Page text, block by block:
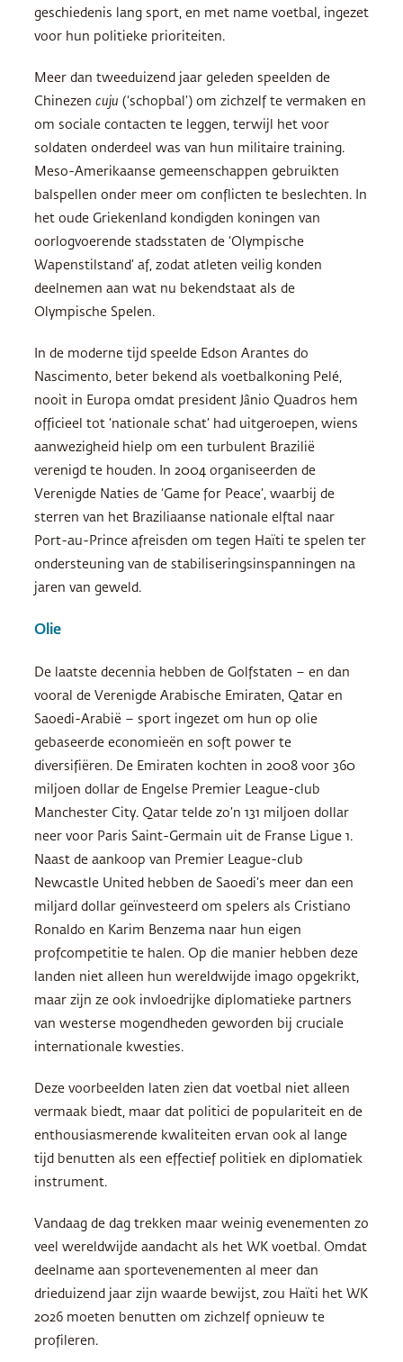
geschiedenis lang sport, en met name voetbal, ingezet
voor hun politieke prioriteiten.
Meer dan tweeduizend jaar geleden speelden de
Chinezen cuju (‘schopbal’) om zichzelf te vermaken en
om sociale contacten te leggen, terwijl het voor
soldaten onderdeel was van hun militaire training.
Meso-Amerikaanse gemeenschappen gebruikten
balspellen onder meer om conflicten te beslechten. In
het oude Griekenland kondigden koningen van
oorlogvoerende stadsstaten de ‘Olympische
Wapenstilstand’ af, zodat atleten veilig konden
deelnemen aan wat nu bekendstaat als de
Olympische Spelen.
In de moderne tijd speelde Edson Arantes do
Nascimento, beter bekend als voetbalkoning Pelé,
nooit in Europa omdat president Jânio Quadros hem
officieel tot ‘nationale schat’ had uitgeroepen, wiens
aanwezigheid hielp om een turbulent Brazilië
verenigd te houden. In 2004 organiseerden de
Verenigde Naties de ‘Game for Peace’, waarbij de
sterren van het Braziliaanse nationale elftal naar
Port-au-Prince afreisden om tegen Haïti te spelen ter
ondersteuning van de stabiliseringsinspanningen na
jaren van geweld.
Olie
De laatste decennia hebben de Golfstaten – en dan
vooral de Verenigde Arabische Emiraten, Qatar en
Saoedi-Arabië – sport ingezet om hun op olie
gebaseerde economieën en soft power te
diversifiëren. De Emiraten kochten in 2008 voor 360
miljoen dollar de Engelse Premier League-club
Manchester City. Qatar telde zo’n 131 miljoen dollar
neer voor Paris Saint-Germain uit de Franse Ligue 1.
Naast de aankoop van Premier League-club
Newcastle United hebben de Saoedi’s meer dan een
miljard dollar geïnvesteerd om spelers als Cristiano
Ronaldo en Karim Benzema naar hun eigen
profcompetitie te halen. Op die manier hebben deze
landen niet alleen hun wereldwijde imago opgekrikt,
maar zijn ze ook invloedrijke diplomatieke partners
van westerse mogendheden geworden bij cruciale
internationale kwesties.
Deze voorbeelden laten zien dat voetbal niet alleen
vermaak biedt, maar dat politici de populariteit en de
enthousiasmerende kwaliteiten ervan ook al lange
tijd benutten als een effectief politiek en diplomatiek
instrument.
Vandaag de dag trekken maar weinig evenementen zo
veel wereldwijde aandacht als het WK voetbal. Omdat
deelname aan sportevenementen al meer dan
drieduizend jaar zijn waarde bewijst, zou Haïti het WK
2026 moeten benutten om zichzelf opnieuw te
profileren.